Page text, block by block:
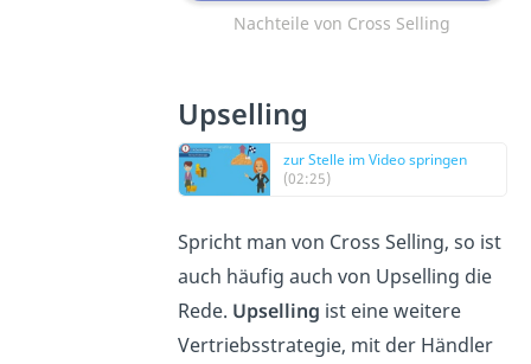
Nachteile von Cross Selling
Upselling
zur Stelle im Video springen
(02:25)
Spricht man von Cross Selling, so ist
auch häufig auch von Upselling die
Rede. Upselling ist eine weitere
Vertriebsstrategie, mit der Händler